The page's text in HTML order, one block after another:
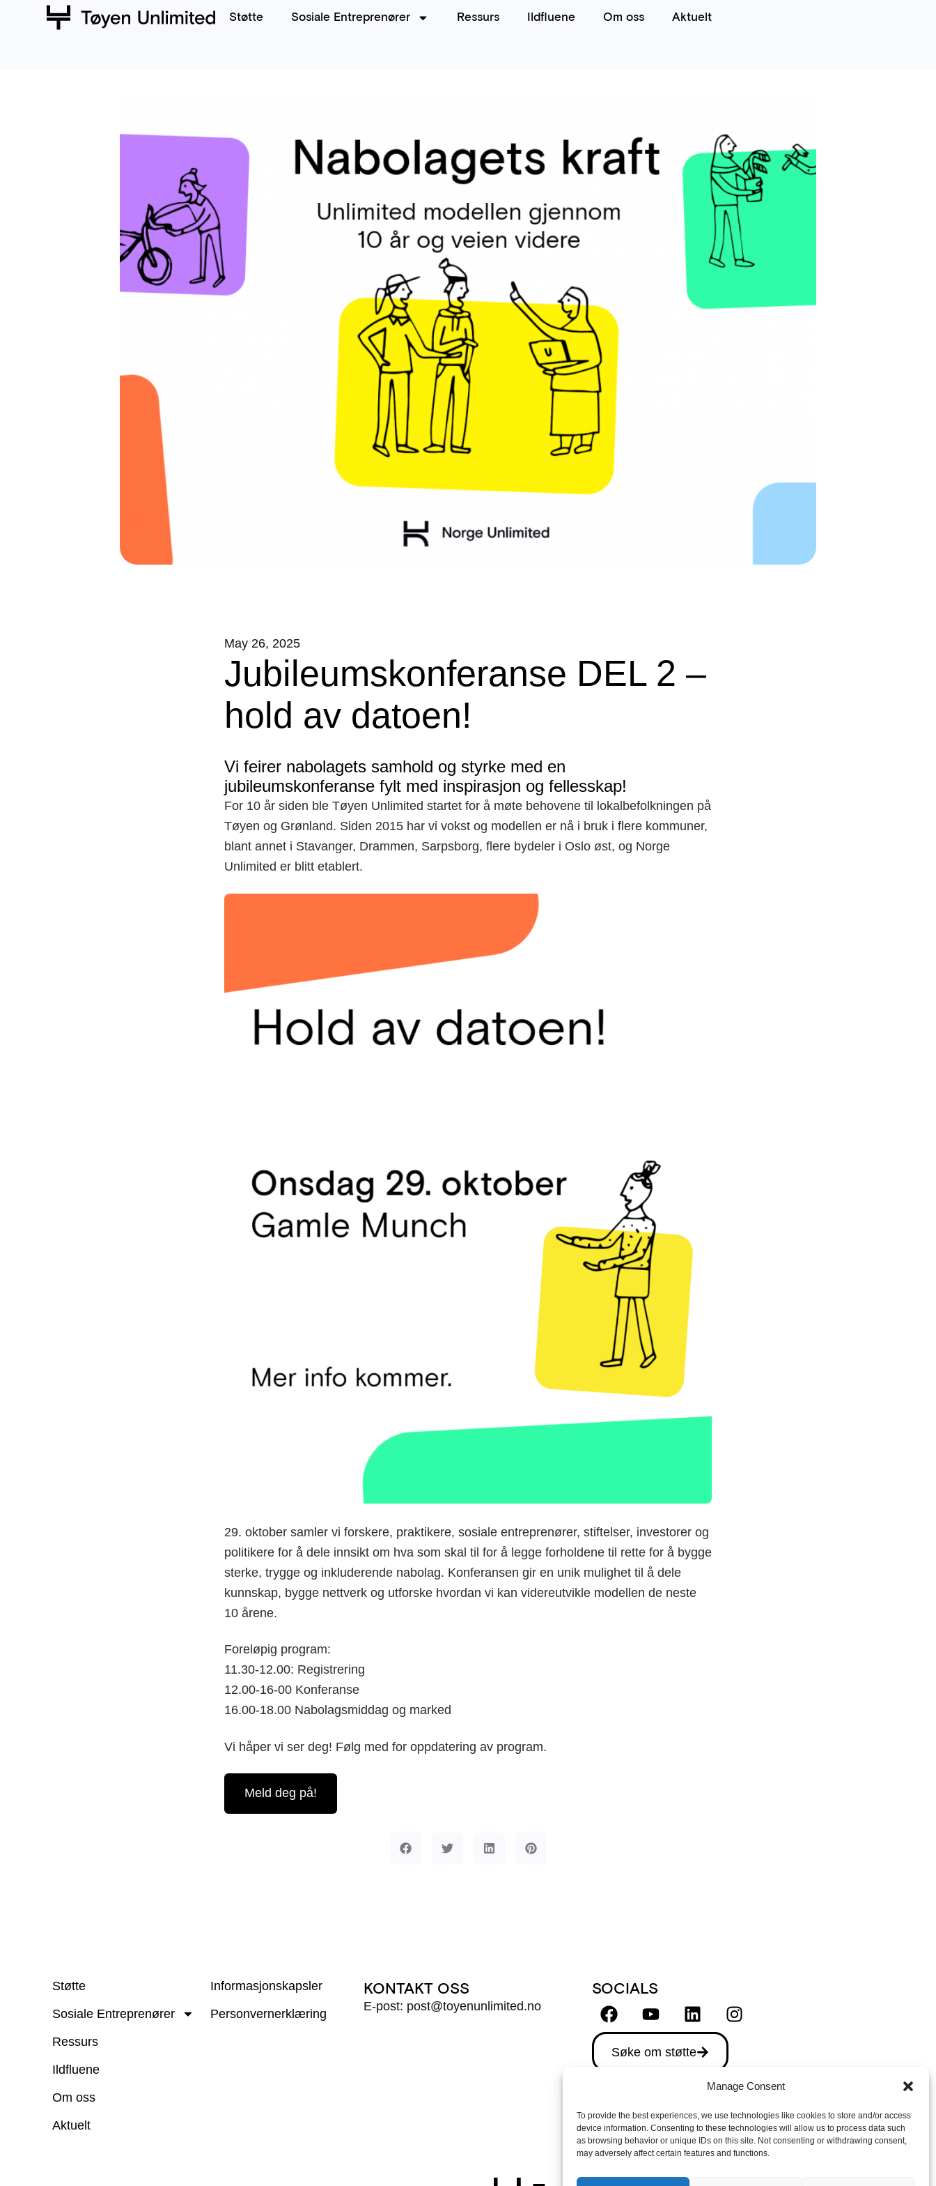
Manage Consent
To provide the best experiences, we use technologies like cookies to store and/or access
device information. Consenting to these technologies will allow us to process data such
as browsing behavior or unique IDs on this site. Not consenting or withdrawing consent,
may adversely affect certain features and functions.
Støtte Sosiale Entreprenører Ressurs Ildfluene Om oss Aktuelt
May 26, 2025
Jubileumskonferanse DEL 2 –
hold av datoen!
Vi feirer nabolagets samhold og styrke med en
jubileumskonferanse fylt med inspirasjon og fellesskap!
For 10 år siden ble Tøyen Unlimited startet for å møte behovene til lokalbefolkningen på
Tøyen og Grønland. Siden 2015 har vi vokst og modellen er nå i bruk i flere kommuner,
blant annet i Stavanger, Drammen, Sarpsborg, flere bydeler i Oslo øst, og Norge
Unlimited er blitt etablert.
29. oktober samler vi forskere, praktikere, sosiale entreprenører, stiftelser, investorer og
politikere for å dele innsikt om hva som skal til for å legge forholdene til rette for å bygge
sterke, trygge og inkluderende nabolag. Konferansen gir en unik mulighet til å dele
kunnskap, bygge nettverk og utforske hvordan vi kan videreutvikle modellen de neste
10 årene.
Foreløpig program:
11.30-12.00: Registrering
12.00-16-00 Konferanse
16.00-18.00 Nabolagsmiddag og marked
Vi håper vi ser deg! Følg med for oppdatering av program.
Meld deg på!
Støtte
Sosiale Entreprenører
Ressurs
Ildfluene
Om oss
Aktuelt
Informasjonskapsler
Personvernerklæring
KONTAKT OSS
E-post: post@toyenunlimited.no
SOCIALS
Søke om støtte